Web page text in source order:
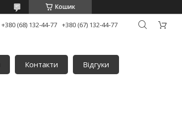
Кошик
+380 (68) 132-44-77 +380 (67) 132-44-77
Контакти
Відгуки